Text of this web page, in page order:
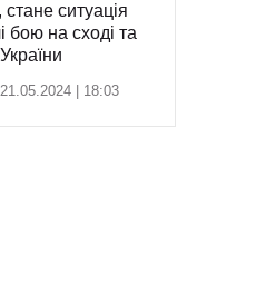
ситуація
бою на сході та
| 18:03